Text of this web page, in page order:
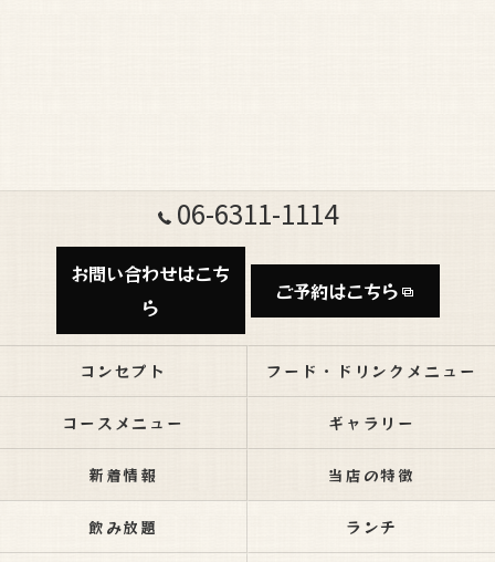
06-6311-1114
お問い合わせはこち
ら
ご予約はこちら
コンセプト フード・ドリンクメニュー
コースメニュー ギャラリー
新着情報 当店の特徴
飲み放題 ランチ